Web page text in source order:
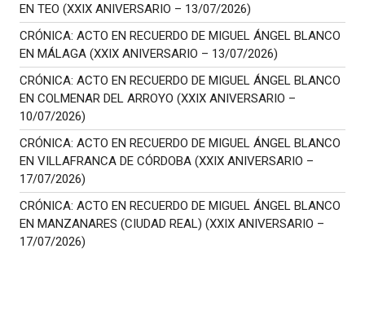
EN TEO (XXIX ANIVERSARIO – 13/07/2026)
CRÓNICA: ACTO EN RECUERDO DE MIGUEL ÁNGEL BLANCO
EN MÁLAGA (XXIX ANIVERSARIO – 13/07/2026)
CRÓNICA: ACTO EN RECUERDO DE MIGUEL ÁNGEL BLANCO
EN COLMENAR DEL ARROYO (XXIX ANIVERSARIO –
10/07/2026)
CRÓNICA: ACTO EN RECUERDO DE MIGUEL ÁNGEL BLANCO
EN VILLAFRANCA DE CÓRDOBA (XXIX ANIVERSARIO –
17/07/2026)
CRÓNICA: ACTO EN RECUERDO DE MIGUEL ÁNGEL BLANCO
EN MANZANARES (CIUDAD REAL) (XXIX ANIVERSARIO –
17/07/2026)